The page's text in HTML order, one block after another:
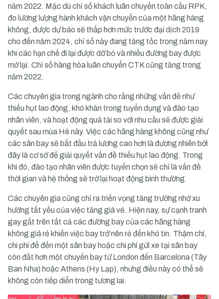
năm 2022. Mặc dù chỉ số khách luân chuyển toàn cầu RPK,
đo lường lượng hành khách vận chuyển của một hãng hàng
không, được dự báo sẽ thấp hơn mức trước đại dịch 2019
cho đến năm 2024, chỉ số này đang tăng tốc trong năm nay
khi các hạn chế đi lại được dỡ bỏ và nhiều đường bay được
mở lại. Chỉ số hàng hóa luân chuyển CTK cũng tăng trong
năm 2022.
Các chuyên gia trong ngành cho rằng những vấn đề như
thiếu hụt lao động, khó khăn trong tuyển dụng và đào tạo
nhân viên, và hoạt động quá tải so với nhu cầu sẽ được giải
quyết sau mùa Hè này. Việc các hãng hàng không cũng như
các sân bay sẽ bắt đầu trả lương cao hơn là đương nhiên bởi
đây là cơ sở để giải quyết vấn đề thiếu hụt lao động. Trong
khi đó, đào tạo nhân viên được tuyển chọn sẽ chỉ là vấn đề
thời gian và hệ thống sẽ trở lại hoạt động bình thường.
Các chuyên gia cũng chỉ ra triển vọng tăng trưởng nhờ xu
hướng tất yếu của việc tăng giá vé. Hiện nay, sự cạnh tranh
gay gắt trên tất cả các đường bay của các hãng hàng
không giá rẻ khiến việc bay trở nên rẻ đến khó tin. Thậm chí,
chi phí để đến một sân bay hoặc chi phí gửi xe tại sân bay
còn đắt hơn một chuyến bay từ London đến Barcelona (Tây
Ban Nha) hoặc Athens (Hy Lạp), nhưng điều này có thể sẽ
không còn tiếp diễn trong tương lai.